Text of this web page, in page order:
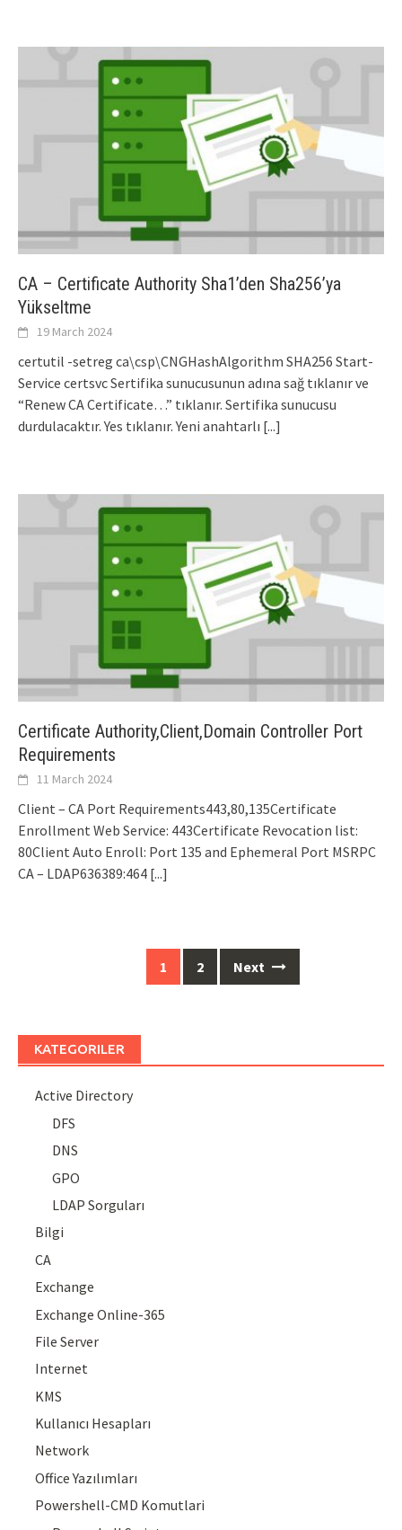
CA – Certificate Authority Sha1’den Sha256’ya
Yükseltme
19 March 2024
certutil -setreg ca\csp\CNGHashAlgorithm SHA256 Start-
Service certsvc Sertifika sunucusunun adına sağ tıklanır ve
“Renew CA Certificate…” tıklanır. Sertifika sunucusu
durdulacaktır. Yes tıklanır. Yeni anahtarlı [...]
Certificate Authority,Client,Domain Controller Port
Requirements
11 March 2024
Client – CA Port Requirements443,80,135Certificate
Enrollment Web Service: 443Certificate Revocation list:
80Client Auto Enroll: Port 135 and Ephemeral Port MSRPC
CA – LDAP636389:464 [...]
1 2 Next
KATEGORILER
Active Directory
DFS
DNS
GPO
LDAP Sorguları
Bilgi
CA
Exchange
Exchange Online-365
File Server
Internet
KMS
Kullanıcı Hesapları
Network
Office Yazılımları
Powershell-CMD Komutlari